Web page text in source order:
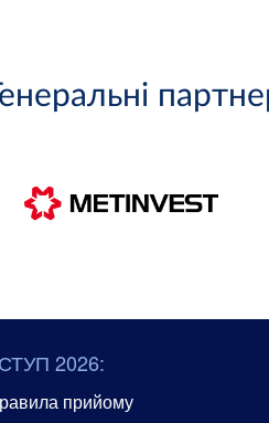
2026:
прийому